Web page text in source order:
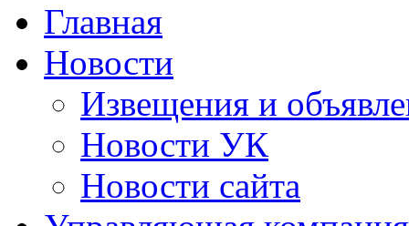
Главная
Новости
Извещения и
Новости УК
Новости сайта